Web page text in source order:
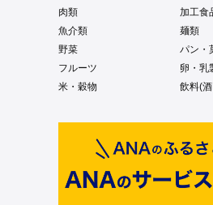
肉類
加工食
魚介類
麺類
野菜
パン・
フルーツ
卵・乳
米・穀物
飲料(